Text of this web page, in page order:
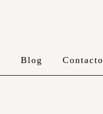
Blog Contacto